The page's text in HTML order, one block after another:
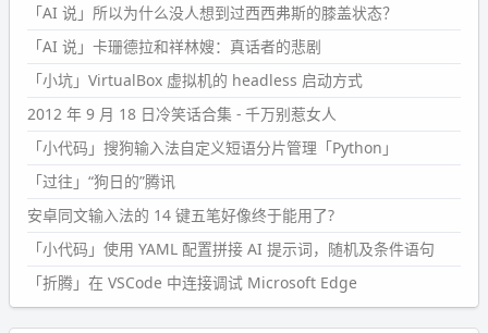
「AI 说」所以为什么没人想到过西西弗斯的膝盖状态？
「AI 说」卡珊德拉和祥林嫂：真话者的悲剧
「小坑」VirtualBox 虚拟机的 headless 启动方式
2012 年 9 月 18 日冷笑话合集 - 千万别惹女人
「小代码」搜狗输入法自定义短语分片管理「Python」
「过往」“狗日的”腾讯
安卓同文输入法的 14 键五笔好像终于能用了?
「小代码」使用 YAML 配置拼接 AI 提示词，随机及条件语句
「折腾」在 VSCode 中连接调试 Microsoft Edge